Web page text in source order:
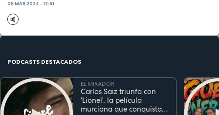
05 MAR 2024 - 12:51
PODCASTS DESTACADOS
EL MIRADOR
Carlos Saiz triunfa con
'Lionel', la película
murciana que conquista